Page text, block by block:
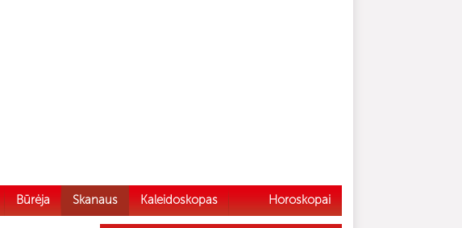
Būrėja Skanaus Kaleidoskopas Horoskopai